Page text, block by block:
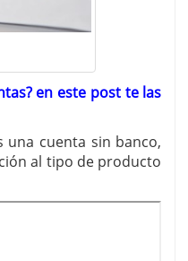
en este post te las
una cuenta sin banco,
al tipo de producto